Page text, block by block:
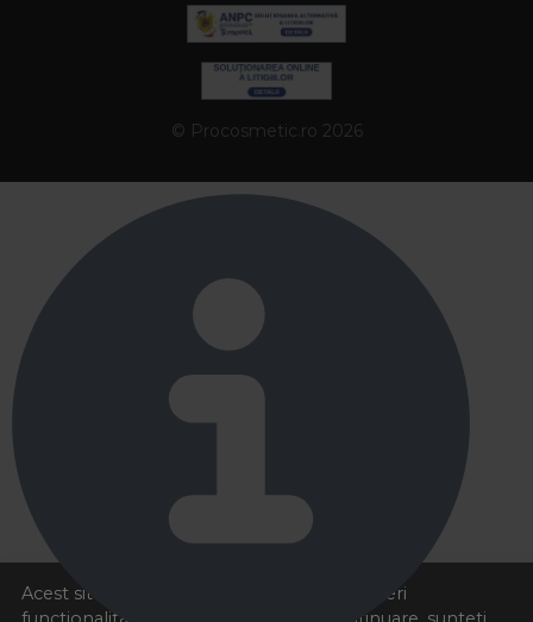
Acest site foloseste cookies pentru a va oferi
© Procosmetic.ro 2026